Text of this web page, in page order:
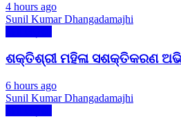
4 hours ago
Sunil Kumar Dhangadamajhi
ଶକ୍ତିଶ୍ରୀ ମହିଳା ସଶକ୍ତିକରଣ
6 hours ago
Sunil Kumar Dhangadamajhi